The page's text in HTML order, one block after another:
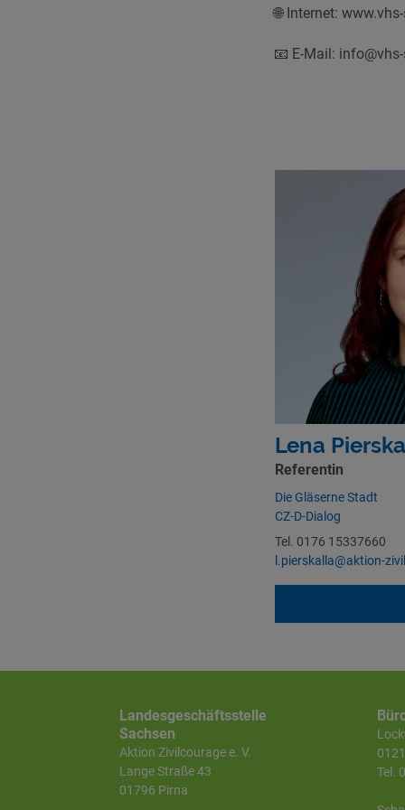
🌐 Internet:
📧 E-Mail:
Lena
Referentin
Die Gläserne Stadt
CZ-D-Dialog
Tel. 0176 15337660
l.pierskalla@aktion-
Landesgeschäftsstelle
Sachsen
Aktion Zivilcourage e. V.
Lange Straße 43
01796 Pirna
Tel.